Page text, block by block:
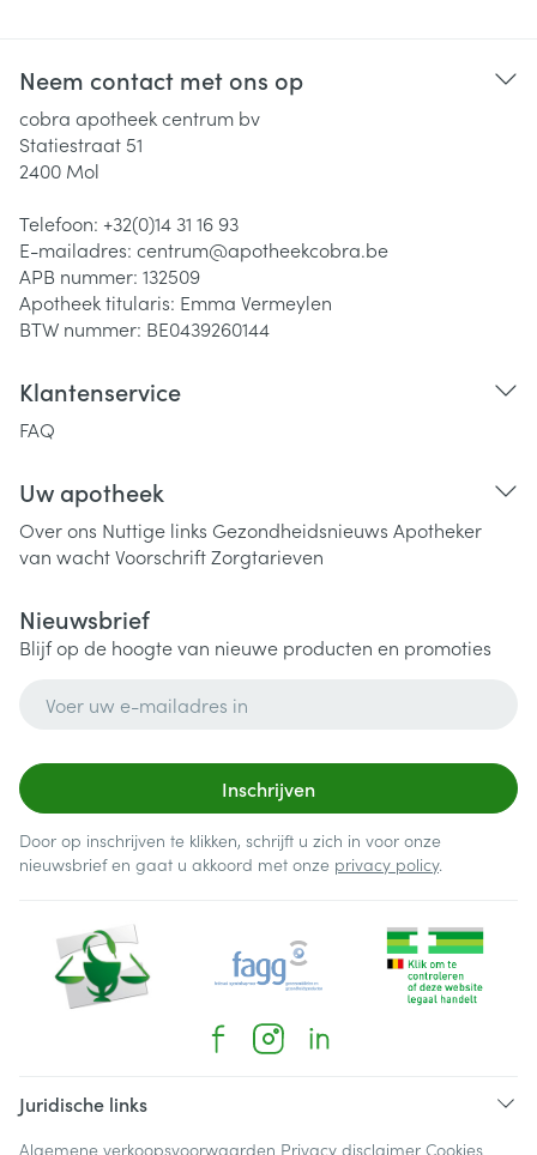
Neem contact met ons op
cobra apotheek centrum bv
Statiestraat 51
2400 Mol
Telefoon: +32(0)14 31 16 93
E-mailadres: centrum@apotheekcobra.be
APB nummer: 132509
Apotheek titularis: Emma Vermeylen
BTW nummer: BE0439260144
Klantenservice
FAQ
Uw apotheek
Over ons Nuttige links Gezondheidsnieuws Apotheker
van wachtVoorschriftZorgtarieven
Nieuwsbrief
Blijf op de hoogte van nieuwe producten en promoties
Inschrijven
Door op inschrijven te klikken, schrijft u zich in voor onze
nieuwsbrief en gaat u akkoord met onze privacy policy.
Juridische links
Algemene verkoopsvoorwaarden Privacy disclaimer Cookies